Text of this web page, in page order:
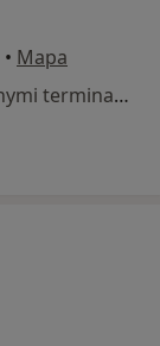
• Mapa
Brak dostępnych specjalistów z wolnymi terminami w tym centrum medycznym.